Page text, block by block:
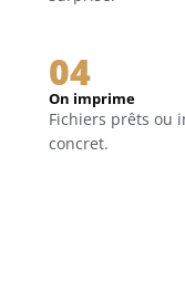
04
On imprime
Fichiers prêts ou
concret.